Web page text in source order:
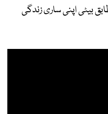
بیٹی اپنی ساری زندگی